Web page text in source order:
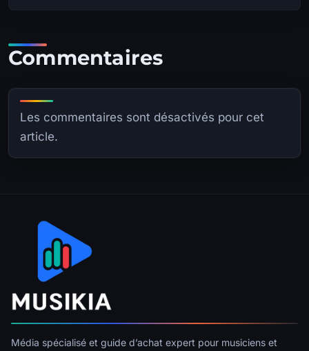
Commentaires
Les commentaires sont désactivés pour cet
article.
Média spécialisé et guide d’achat expert pour musiciens et